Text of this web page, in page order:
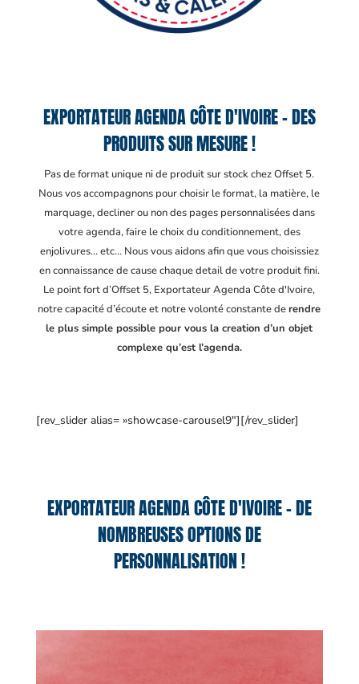
EXPORTATEUR AGENDA CÔTE D'IVOIRE – DES
PRODUITS SUR MESURE !
Pas de format unique ni de produit sur stock chez Offset 5.
Nous vos accompagnons pour choisir le format, la matière, le
marquage, decliner ou non des pages personnalisées dans
votre agenda, faire le choix du conditionnement, des
enjolivures… etc… Nous vous aidons afin que vous choisissiez
en connaissance de cause chaque detail de votre produit fini.
Le point fort d’Offset 5, Exportateur Agenda Côte d'Ivoire,
notre capacité d’écoute et notre volonté constante derendre
le plus simple possible pour vous la creation d’un objet
complexe qu’est l’agenda.
[rev_slider alias= »showcase-carousel9″][/rev_slider]
EXPORTATEUR AGENDA CÔTE D'IVOIRE – DE
NOMBREUSES OPTIONS DE
PERSONNALISATION !